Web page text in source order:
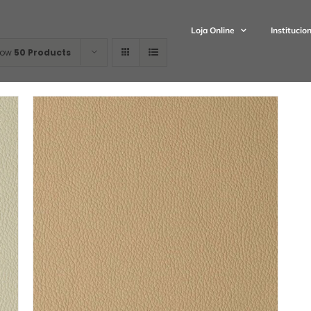
Loja Online
50 Products